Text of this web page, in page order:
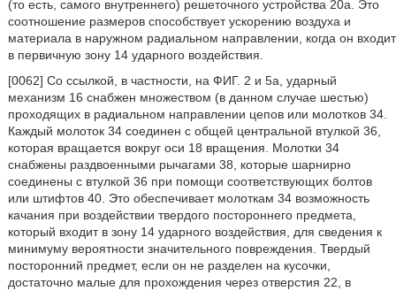
(то есть, самого внутреннего) решеточного устройства 20a. Это
соотношение размеров способствует ускорению воздуха и
материала в наружном радиальном направлении, когда он входит
в первичную зону 14 ударного воздействия.
[0062] Со ссылкой, в частности, на ФИГ. 2 и 5a, ударный
механизм 16 снабжен множеством (в данном случае шестью)
проходящих в радиальном направлении цепов или молотков 34.
Каждый молоток 34 соединен с общей центральной втулкой 36,
которая вращается вокруг оси 18 вращения. Молотки 34
снабжены раздвоенными рычагами 38, которые шарнирно
соединены с втулкой 36 при помощи соответствующих болтов
или штифтов 40. Это обеспечивает молоткам 34 возможность
качания при воздействии твердого постороннего предмета,
который входит в зону 14 ударного воздействия, для сведения к
минимуму вероятности значительного повреждения. Твердый
посторонний предмет, если он не разделен на кусочки,
достаточно малые для прохождения через отверстия 22, в